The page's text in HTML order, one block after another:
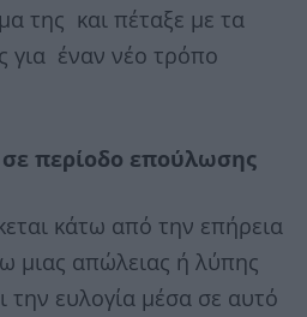
της και πέταξε με τα
για έναν νέο τρόπο
περίοδο επούλωσης
κάτω από την επήρεια
μιας απώλειας ή λύπης
την ευλογία μέσα σε αυτό